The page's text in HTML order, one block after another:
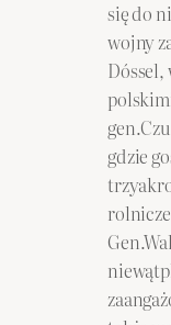
się do
wojny
Dóssel,
gdzie